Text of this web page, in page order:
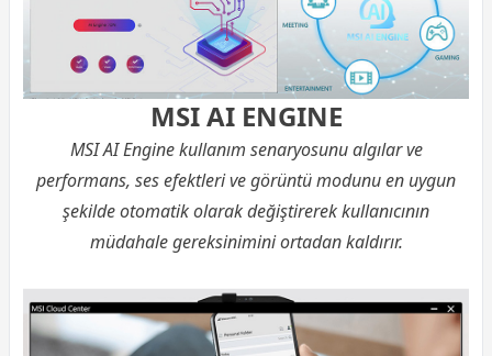
MSI AI ENGINE
MSI AI Engine kullanım senaryosunu algılar ve
performans, ses efektleri ve görüntü modunu en uygun
şekilde otomatik olarak değiştirerek kullanıcının
müdahale gereksinimini ortadan kaldırır.